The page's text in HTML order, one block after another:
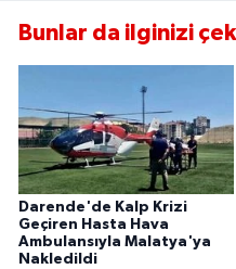
Bunlar da ilginizi
Darende'de Kalp Krizi
Geçiren Hasta Hava
Ambulansıyla Malatya'ya
Nakledildi